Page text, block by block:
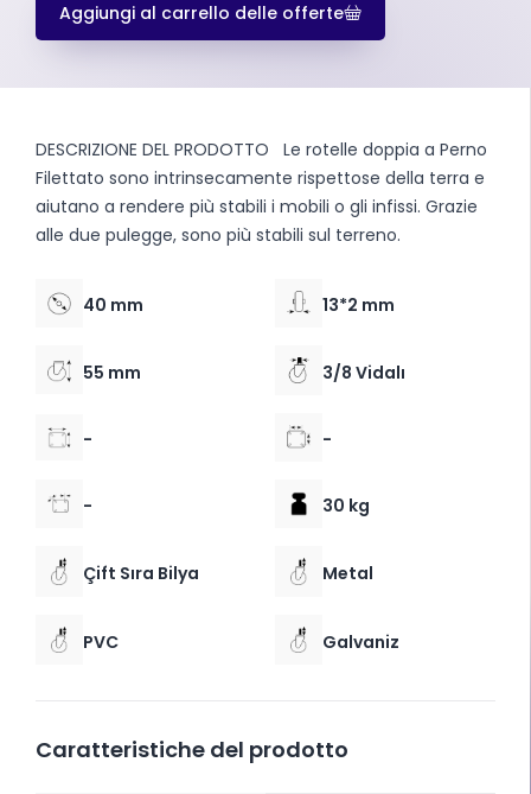
Aggiungi al carrello delle offerte
DESCRIZIONE DEL PRODOTTO Le rotelle doppia a Perno
Filettato sono intrinsecamente rispettose della terra e
aiutano a rendere più stabili i mobili o gli infissi. Grazie
alle due pulegge, sono più stabili sul terreno.
40 mm 13*2 mm
55 mm 3/8 Vidalı
- -
- 30 kg
Çift Sıra Bilya Metal
PVC Galvaniz
Caratteristiche del prodotto